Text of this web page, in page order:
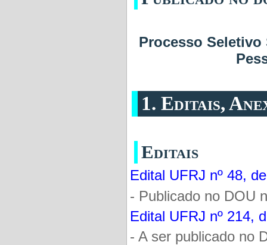
Processo Seletivo
1. Editais,
Editais
Edital UFRJ nº 48,
- Publicado no DOU
Edital UFRJ nº 214,
- A ser publicado no